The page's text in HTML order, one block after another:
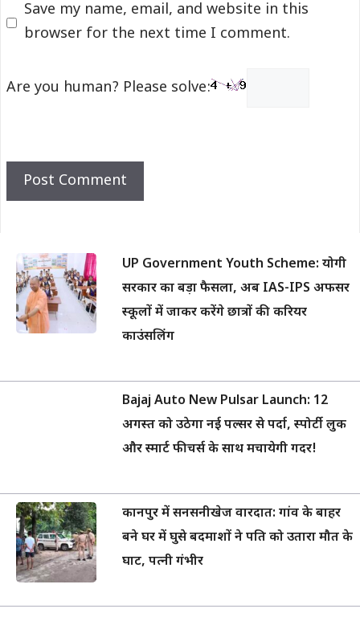
Save my name, email, and website in this
browser for the next time I comment.
Are you human? Please solve:
UP Government Youth Scheme: योगी
सरकार का बड़ा फैसला, अब IAS-IPS अफसर
स्कूलों में जाकर करेंगे छात्रों की करियर
काउंसलिंग
Bajaj Auto New Pulsar Launch: 12
अगस्त को उठेगा नई पल्सर से पर्दा, स्पोर्टी लुक
और स्मार्ट फीचर्स के साथ मचायेगी गदर!
कानपुर में सनसनीखेज वारदात: गांव के बाहर
बने घर में घुसे बदमाशों ने पति को उतारा मौत के
घाट, पत्नी गंभीर